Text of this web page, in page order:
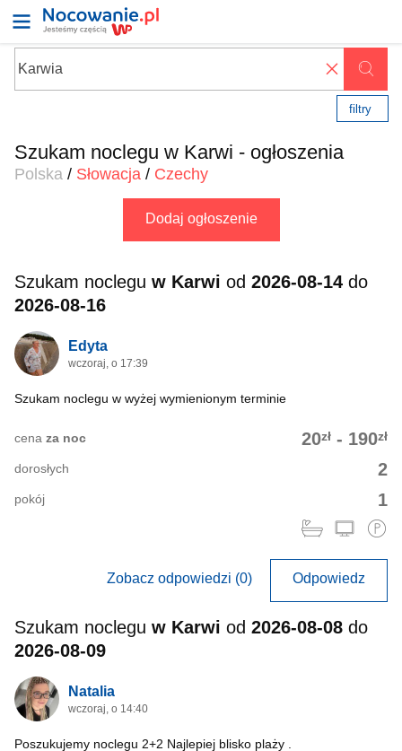
✖
filtry
Szukam noclegu w Karwi - ogłoszenia
Polska / Słowacja / Czechy
Dodaj ogłoszenie
Szukam noclegu w Karwi od 2026-08-14 do
2026-08-16
Edyta
wczoraj, o 17:39
Szukam noclegu w wyżej wymienionym terminie
20zł - 190zł
cena za noc
2
dorosłych
1
pokój
Zobacz odpowiedzi (0) Odpowiedz
Szukam noclegu w Karwi od 2026-08-08 do
2026-08-09
Natalia
wczoraj, o 14:40
Poszukujemy noclegu 2+2 Najlepiej blisko plaży .